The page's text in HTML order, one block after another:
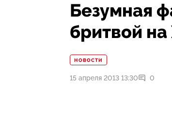
Безумная
бритвой
НОВОСТИ
15 апреля 2013 13:30 0